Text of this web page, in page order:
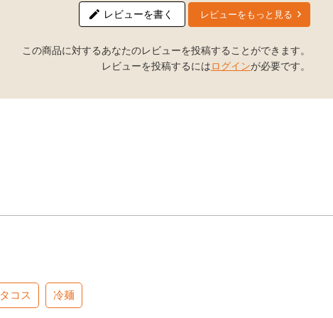
レビューを書く レビューをもっと見る
この商品に対するあなたのレビューを投稿することができます。
レビューを投稿するにはログインが必要です。
タコス 冷麺